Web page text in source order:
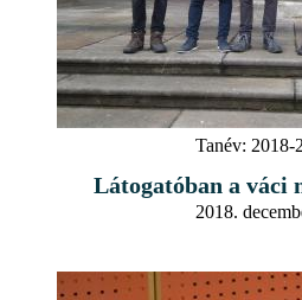
Tanév: 2018-
Látogatóban a váci
2018.